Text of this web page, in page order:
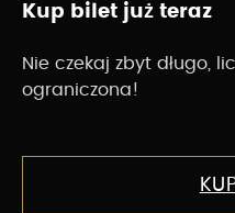
Kup bilet już teraz
Nie czekaj zbyt długo,
ograniczona!